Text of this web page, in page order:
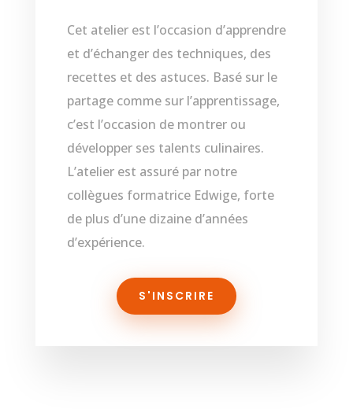
Cet atelier est l’occasion d’apprendre
et d’échanger des techniques, des
recettes et des astuces. Basé sur le
partage comme sur l’apprentissage,
c’est l’occasion de montrer ou
développer ses talents culinaires.
L’atelier est assuré par notre
collègues formatrice Edwige, forte
de plus d’une dizaine d’années
d’expérience.
S'INSCRIRE